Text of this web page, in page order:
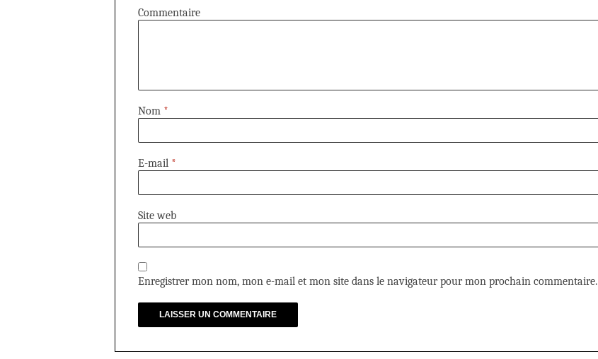
Commentaire
Nom *
E-mail *
Site web
Enregistrer mon nom, mon e-mail et mon site dans le navigateur pour mon prochain commentaire.